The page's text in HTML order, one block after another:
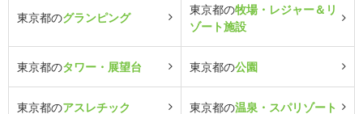
東京都のグランピング
東京都の牧場・レジャー＆リ
ゾート施設
東京都のタワー・展望台 東京都の公園
東京都のアスレチック 東京都の温泉・スパリゾート